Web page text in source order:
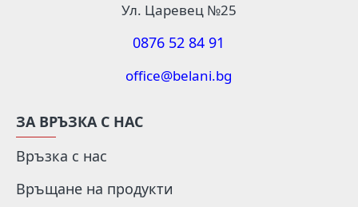
Ул. Царевец №25
0876 52 84 91
office@belani.bg
ЗА ВРЪЗКА С НАС
Връзка с нас
Връщане на продукти